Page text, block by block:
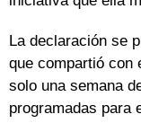
La declaración se
que compartió con
solo una semana
programadas para